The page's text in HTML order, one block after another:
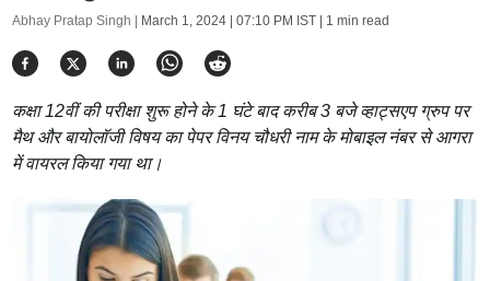
Abhay Pratap Singh | March 1, 2024 | 07:10 PM IST| 1 min read
कक्षा 12वीं की परीक्षा शुरू होने के 1 घंटे बाद करीब 3 बजे व्हाट्सएप ग्रुप पर
मैथ और बायोलॉजी विषय का पेपर विनय चौधरी नाम के मोबाइल नंबर से आगरा
में वायरल किया गया था।